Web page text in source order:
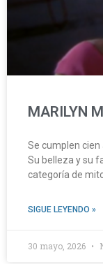
MARILYN
Se cumplen cien
Su belleza y su
categoría de
SIGUE LEYENDO »
30 mayo, 2026